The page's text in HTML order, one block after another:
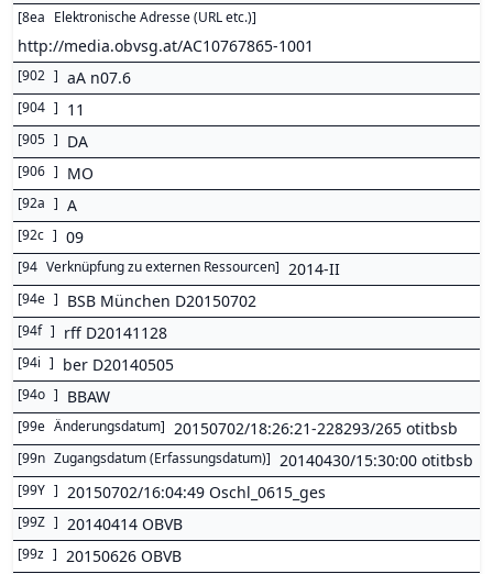
[8ea Elektronische Adresse (URL etc.)]
http://media.obvsg.at/AC10767865-1001
[902 ] aA n07.6
[904 ] 11
[905 ] DA
[906 ] MO
[92a ] A
[92c ] 09
[94 Verknüpfung zu externen Ressourcen] 2014-II
[94e ] BSB München D20150702
[94f ] rff D20141128
[94i ] ber D20140505
[94o ] BBAW
[99e Änderungsdatum] 20150702/18:26:21-228293/265 otitbsb
[99n Zugangsdatum (Erfassungsdatum)] 20140430/15:30:00 otitbsb
[99Y ] 20150702/16:04:49 Oschl_0615_ges
[99Z ] 20140414 OBVB
[99z ] 20150626 OBVB